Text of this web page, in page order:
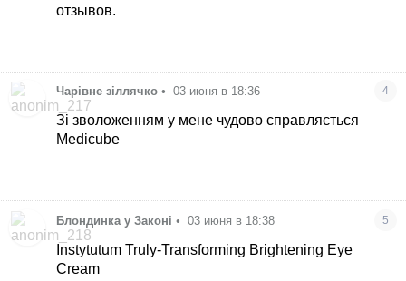
отзывов.
Чарівне зіллячко • 03 июня в 18:36 4
Зі зволоженням у мене чудово справляється
Medicube
Блондинка у Законі • 03 июня в 18:38 5
Instytutum Truly-Transforming Brightening Eye
Cream